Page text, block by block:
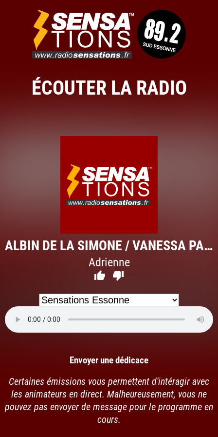
ÉCOUTER LA RADIO
ALBIN DE LA SIMONE / VANESSA PARADIS
Adrienne
 
Envoyer une dédicace
Certaines émissions vous permettent d'intéragir avec
les animateurs en direct. Malheureusement, vous ne
pouvez pas envoyer de message pour le programme en
cours.